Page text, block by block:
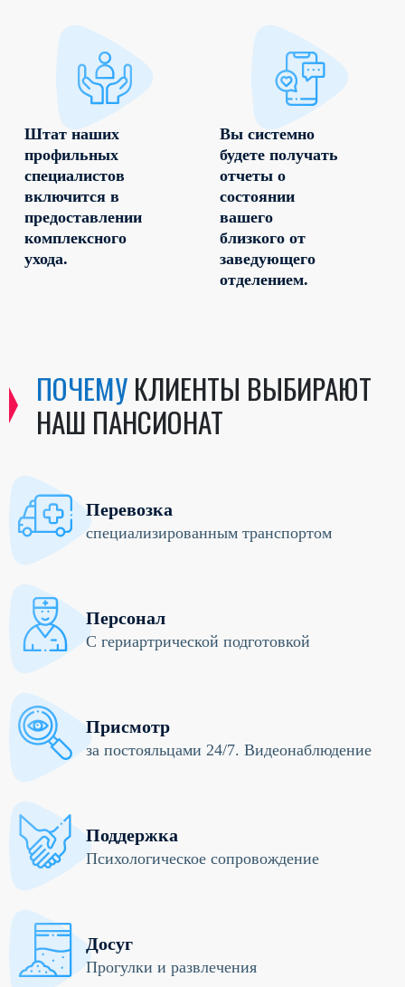
Штат наших
профильных
специалистов
включится в
предоставлении
комплексного
ухода.
Вы системно
будете получать
отчеты о
состоянии
вашего
близкого от
заведующего
отделением.
ПОЧЕМУКЛИЕНТЫ ВЫБИРАЮТ
НАШ ПАНСИОНАТ
Перевозка
специализированным транспортом
Персонал
С гериартрической подготовкой
Присмотр
за постояльцами 24/7. Видеонаблюдение
Поддержка
Психологическое сопровождение
Досуг
Прогулки и развлечения